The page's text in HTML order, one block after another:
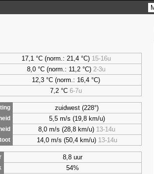
17,1 °C (norm.: 21,4 °C) 15-16u
8,0°C (norm.: 11,2 °C) 2-3u
12,3 °C (norm.: 16,4 °C)
7,2 °C6-7u
zuidwest (228°)
5,5 m/s (19,8 km/u)
8,0 m/s (28,8 km/u) 13-14u
14,0 m/s (50,4 km/u) 13-14u
8,8 uur
54%